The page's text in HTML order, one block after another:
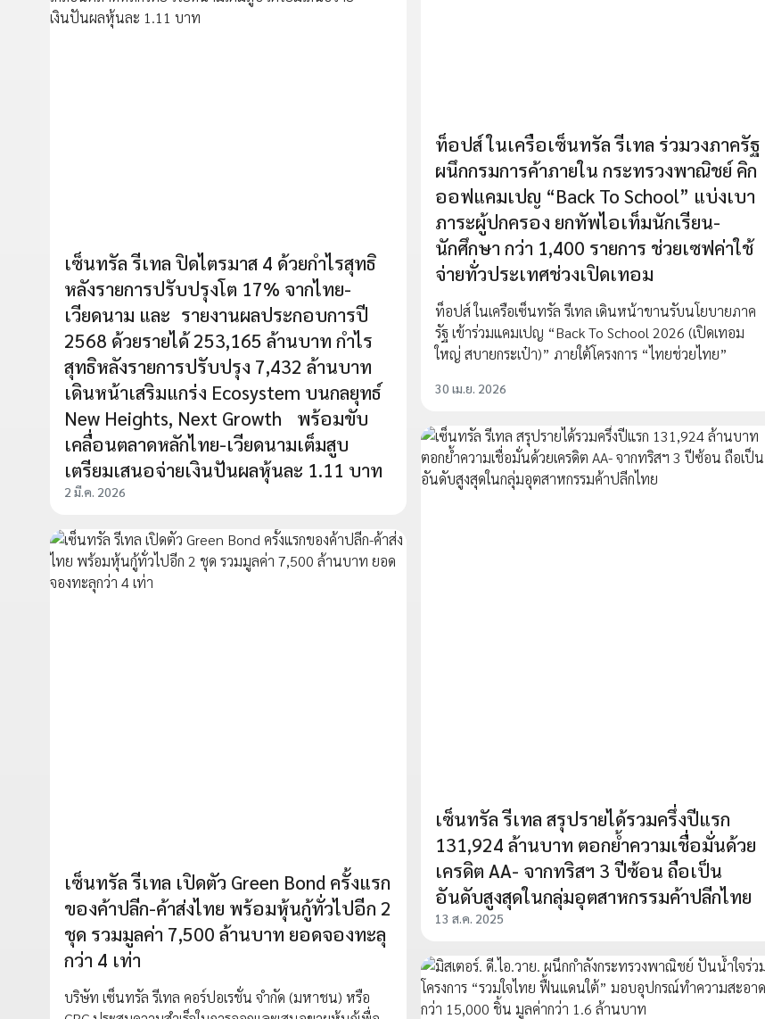
เซ็นทรัล รีเทล ปิดไตรมาส 4 ด้วยกำไรสุทธิ
หลังรายการปรับปรุงโต 17% จากไทย-
เวียดนาม และ รายงานผลประกอบการปี
2568 ด้วยรายได้ 253,165 ล้านบาท กำไร
สุทธิหลังรายการปรับปรุง 7,432 ล้านบาท
เดินหน้าเสริมแกร่ง Ecosystem บนกลยุทธ์
New Heights, Next Growth พร้อมขับ
เคลื่อนตลาดหลักไทย-เวียดนามเต็มสูบ
เตรียมเสนอจ่ายเงินปันผลหุ้นละ 1.11 บาท
2 มี.ค. 2026
ท็อปส์ ในเครือเซ็นทรัล รีเทล ร่วมวงภาครัฐ
ผนึกกรมการค้าภายใน กระทรวงพาณิชย์ คิก
ออฟแคมเปญ “Back To School” แบ่งเบา
ภาระผู้ปกครอง ยกทัพไอเท็มนักเรียน-
นักศึกษา กว่า 1,400 รายการ ช่วยเซฟค่าใช้
จ่ายทั่วประเทศช่วงเปิดเทอม
ท็อปส์ ในเครือเซ็นทรัล รีเทล เดินหน้าขานรับนโยบายภาค
รัฐ เข้าร่วมแคมเปญ “Back To School 2026 (เปิดเทอม
ใหญ่ สบายกระเป๋า)” ภายใต้โครงการ “ไทยช่วยไทย”
30 เม.ย. 2026
เซ็นทรัล รีเทล สรุปรายได้รวมครึ่งปีแรก
131,924 ล้านบาท ตอกย้ำความเชื่อมั่นด้วย
เครดิต AA- จากทริสฯ 3 ปีซ้อน ถือเป็น
อันดับสูงสุดในกลุ่มอุตสาหกรรมค้าปลีกไทย
13 ส.ค. 2025
เซ็นทรัล รีเทล เปิดตัว Green Bond ครั้งแรก
ของค้าปลีก-ค้าส่งไทย พร้อมหุ้นกู้ทั่วไปอีก 2
ชุด รวมมูลค่า 7,500 ล้านบาท ยอดจองทะลุ
กว่า 4 เท่า
บริษัท เซ็นทรัล รีเทล คอร์ปอเรชั่น จำกัด (มหาชน) หรือ